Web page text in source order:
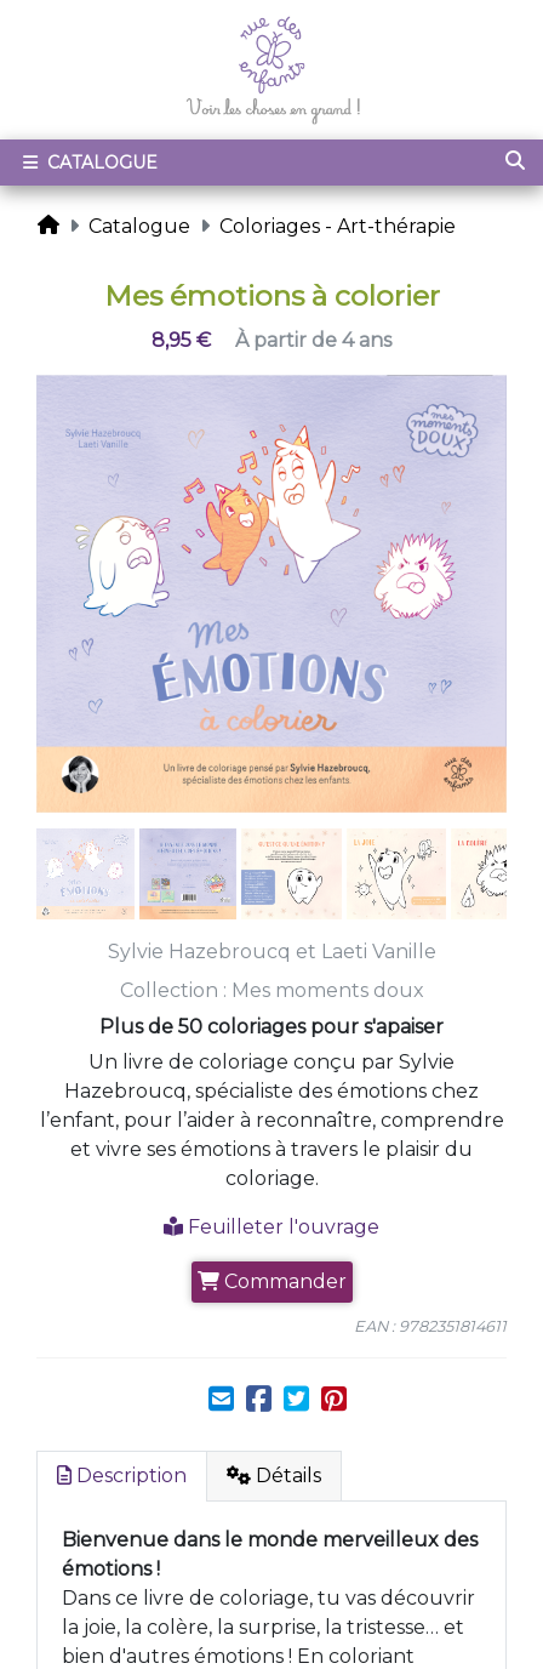
CATALOGUE
Catalogue Coloriages - Art-thérapie
Mes émotions à colorier
8,95 € À partir de 4 ans
Sylvie Hazebroucq et Laeti Vanille
Collection : Mes moments doux
Plus de 50 coloriages pour s'apaiser
Un livre de coloriage conçu par Sylvie
Hazebroucq, spécialiste des émotions chez
l’enfant, pour l’aider à reconnaître, comprendre
et vivre ses émotions à travers le plaisir du
coloriage.
Feuilleter l'ouvrage
Commander
EAN : 9782351814611
Description Détails
Bienvenue dans le monde merveilleux des
émotions !
Dans ce livre de coloriage, tu vas découvrir
la joie, la colère, la surprise, la tristesse… et
bien d'autres émotions ! En coloriant